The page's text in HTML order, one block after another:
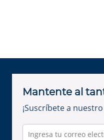
Mantente al
¡Suscríbete a